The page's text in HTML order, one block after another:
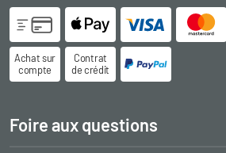
Achat sur
compte
Contrat
de crédit
Foire aux questions